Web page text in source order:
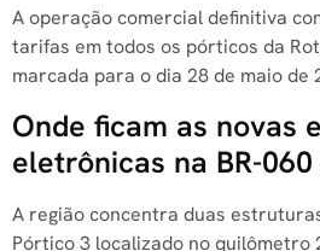
A operação comercial definitiva
tarifas em todos os pórticos da
marcada para o dia 28 de maio de
Onde ficam as novas
eletrônicas na BR-
A região concentra duas
Pórtico 3 localizado no quilômetro